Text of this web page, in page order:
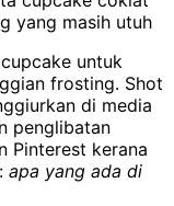
yang masih utuh
untuk
frosting. Shot
di media
penglibatan
Pinterest kerana
apa yang ada di